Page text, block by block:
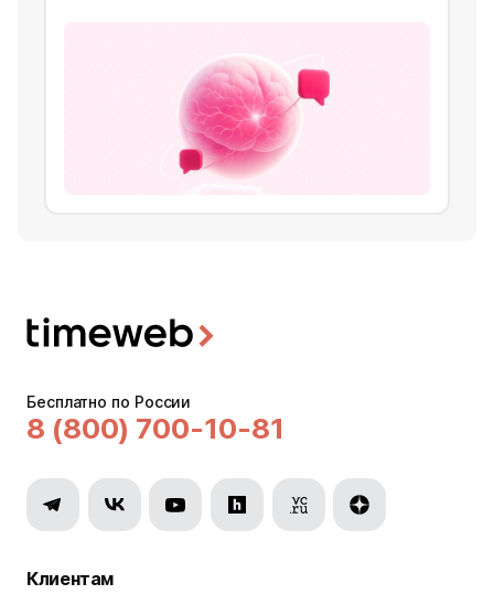
Бесплатно по России
8 (800) 700-10-81
Клиентам